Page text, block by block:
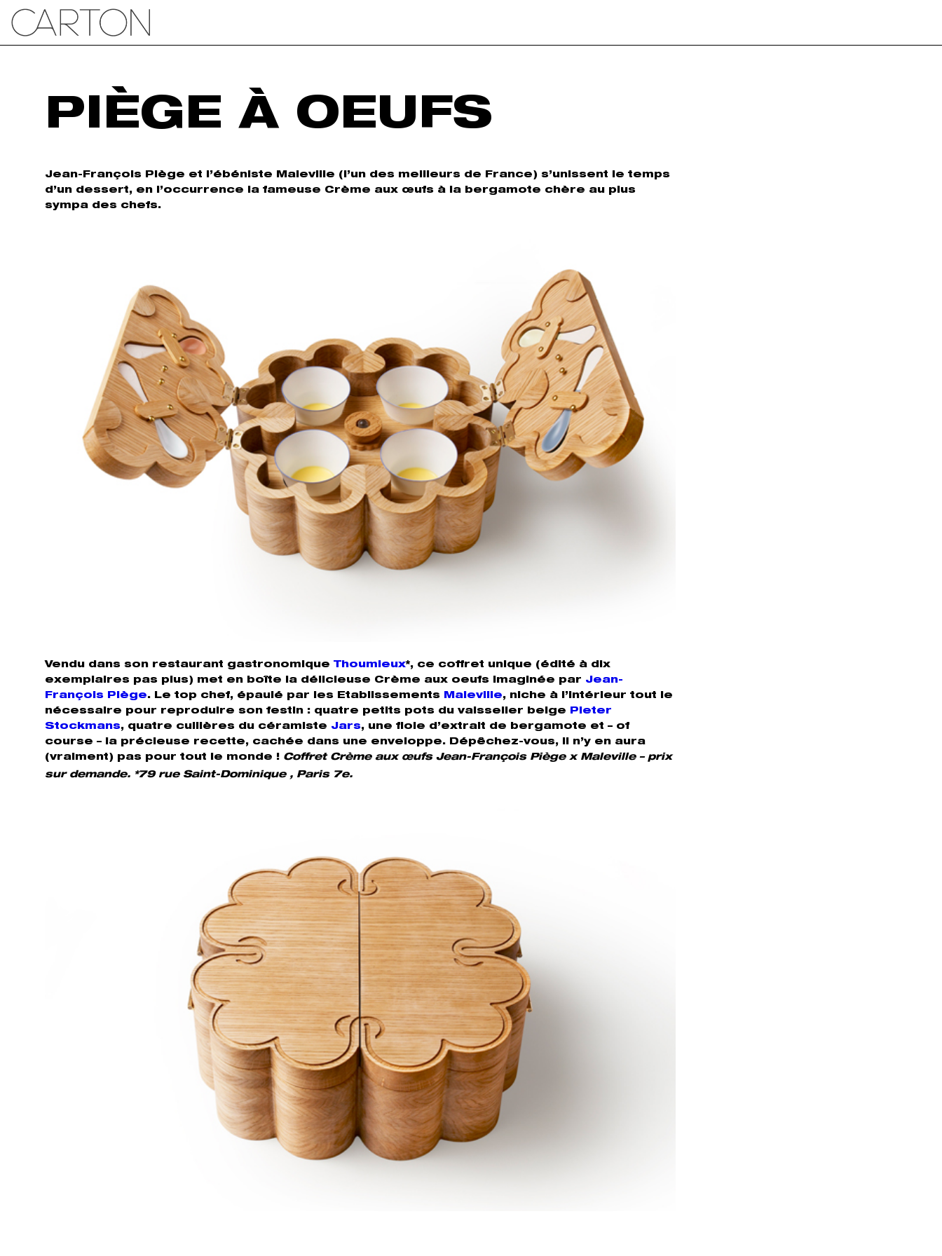
PIÈGE À OEUFS
Jean-François Piège et l’ébéniste Maleville (l’un des meilleurs de France) s’unissent le temps
d’un dessert, en l’occurrence la fameuse Crème aux œufs à la bergamote chère au plus
sympa des chefs.
Vendu dans son restaurant gastronomique Thoumieux*, ce coffret unique (édité à dix
exemplaires pas plus) met en boîte la délicieuse Crème aux oeufs imaginée par Jean-
François Piège. Le top chef, épaulé par les Etablissements Maleville, niche à l’intérieur tout le
nécessaire pour reproduire son festin : quatre petits pots du vaisselier belge
Pieter
Stockmans, quatre cuillères du céramiste Jars, une fiole d’extrait de bergamote et – of
course – la précieuse recette, cachée dans une enveloppe. Dépêchez-vous, il n’y en aura
(vraiment) pas pour tout le monde ! Coffret Crème aux œufs Jean-François Piège x Maleville – prix
sur demande. *79 rue Saint-Dominique , Paris 7e.